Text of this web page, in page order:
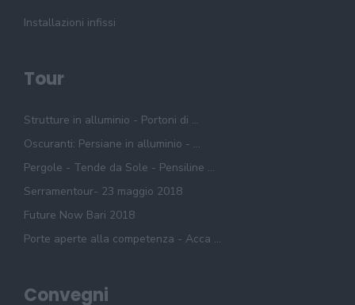
Installazioni infissi
Tour
Strutture in alluminio - Portoni di ...
Oscuranti: Persiane in alluminio - ...
Pergole - Tende da Sole - Pensiline ...
Serramentour- 23 maggio 2018
Future Now Bari 2018
Porte aperte alla competenza - Acca ...
Convegni